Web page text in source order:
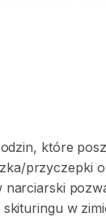
​,​ które
​/​przyczepki
narciarski
skituringu w